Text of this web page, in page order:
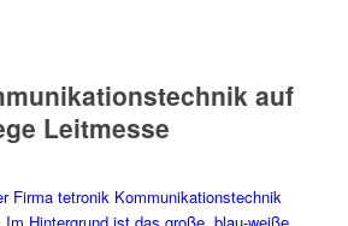
auf
Leitmesse